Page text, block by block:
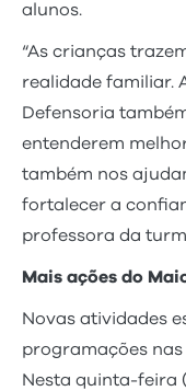
alunos.
“As crianças
realidade familiar.
Defensoria
entenderem
também nos
fortalecer a
professora da
Mais ações do
Novas atividades
programações nas
Nesta quinta-feira